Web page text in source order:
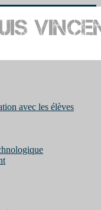
avec les élèves